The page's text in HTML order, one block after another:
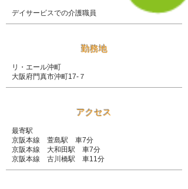
デイサービスでの介護職員
勤務地
リ・エール沖町
大阪府門真市沖町17-７
アクセス
最寄駅
京阪本線 萱島駅 車7分
京阪本線 大和田駅 車7分
京阪本線 古川橋駅 車11分